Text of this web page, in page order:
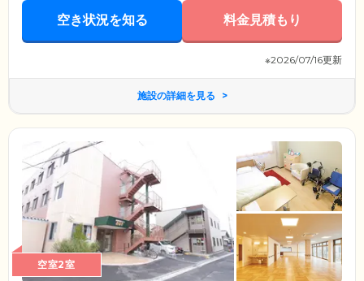
空き状況を知る 料金見積もり
※2026/07/16更新
施設の詳細を見る
空室2室